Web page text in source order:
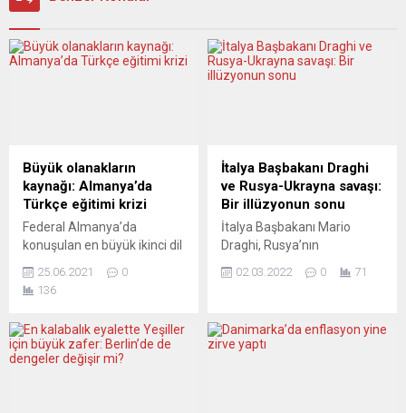
Büyük olanakların
kaynağı: Almanya’da
Türkçe eğitimi krizi
Federal Almanya’da
konuşulan en büyük ikinci dil
değil mi? Gazeteci Gürsel
Köksal, BirGün
Almanya’nın Hessen
eyaletindeki Yeşil katılımlı
25.06.2021
0
136
İtalya Başbakanı Draghi
ve Rusya-Ukrayna savaşı:
Bir illüzyonun sonu
İtalya Başbakanı Mario
Draghi, Rusya’nın
Avrupa tarihinde bir dönüm
Draghi, parlamentonun üst
kanadı Senato ve alt kanadı
02.03.2022 0 71